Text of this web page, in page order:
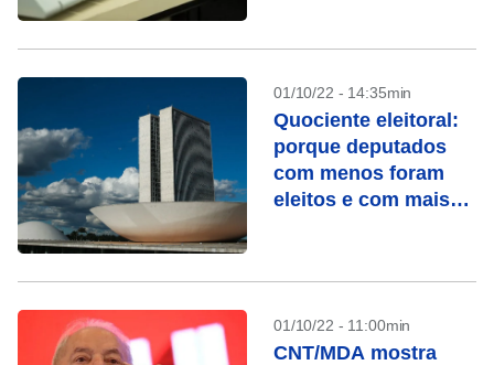
01/10/22 - 14:35min
Quociente eleitoral:
porque deputados
com menos foram
eleitos e com mais
01/10/22 - 11:00min
CNT/MDA mostra